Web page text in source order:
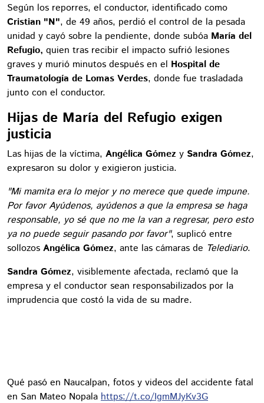
Según los reporres, el conductor, identificado como
Cristian "N", de 49 años, perdió el control de la pesada
unidad y cayó sobre la pendiente, donde subóa María del
Refugio, quien tras recibir el impacto sufrió lesiones
graves y murió minutos después en el Hospital de
Traumatología de Lomas Verdes, donde fue trasladada
junto con el conductor.
Hijas de María del Refugio exigen
justicia
Las hijas de la víctima, Angélica Gómez y Sandra Gómez,
expresaron su dolor y exigieron justicia.
"Mi mamita era lo mejor y no merece que quede impune.
Por favor Ayúdenos, ayúdenos a que la empresa se haga
responsable, yo sé que no me la van a regresar, pero esto
ya no puede seguir pasando por favor", suplicó entre
sollozos Angélica Gómez, ante las cámaras de Telediario.
Sandra Gómez, visiblemente afectada, reclamó que la
empresa y el conductor sean responsabilizados por la
imprudencia que costó la vida de su madre.
Qué pasó en Naucalpan, fotos y videos del accidente fatal
en San Mateo Nopala https://t.co/IgmMJyKv3G